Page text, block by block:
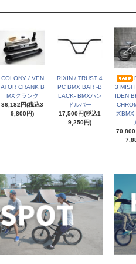
COLONY / VEN
ATOR CRANK B
MXクランク
36,182円(税込3
9,800円)
RIXIN / TRUST 4
PC BMX BAR -B
LACK- BMXハン
ドルバー
17,500円(税込1
9,250円)
3
IDEN
ズBMX
70,800